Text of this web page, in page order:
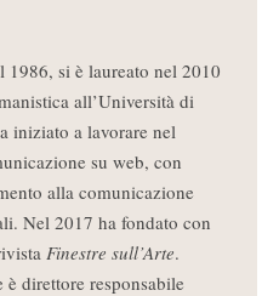
1986, si è laureato nel 2010
all’Università di
iniziato a lavorare nel
su web, con
alla comunicazione
Nel 2017 ha fondato con
Finestre sull’Arte.
direttore responsabile